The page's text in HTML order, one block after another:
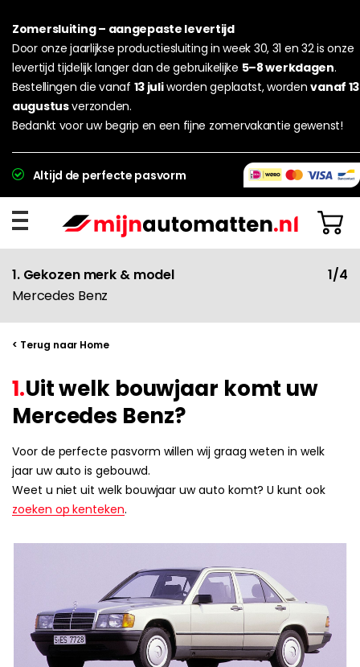
Zomersluiting – aangepaste levertijd
Door onze jaarlijkse productiesluiting in week 30, 31 en 32 is onze
levertijd tijdelijk langer dan de gebruikelijke 5–8 werkdagen.
Bestellingen die vanaf 13 juliworden geplaatst, wordenvanaf 13
augustusverzonden.
Bedankt voor uw begrip en een fijne zomervakantie gewenst!
Altijd de perfecte pasvorm
1. Gekozen merk & model
Mercedes Benz
1/4
< Terug naar Home
1.Uit welk bouwjaar komt uw
Mercedes Benz?
Voor de perfecte pasvorm willen wij graag weten in welk
jaar uw auto is gebouwd.
Weet u niet uit welk bouwjaar uw auto komt? U kunt ook
zoeken op kenteken.